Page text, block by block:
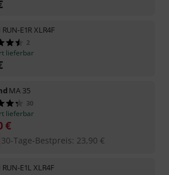
RUN-E1R XLR4F
2
lieferbar
MA 35
30
lieferbar
€
30-Tage-Bestpreis: 23,90 €
RUN-E1L XLR4F